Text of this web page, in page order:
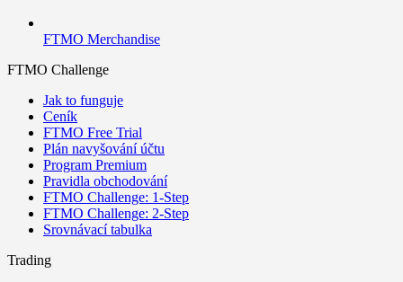
FTMO Merchandise
FTMO Challenge
Jak to funguje
Ceník
FTMO Free Trial
Plán navyšování účtu
Program Premium
Pravidla obchodování
FTMO Challenge: 1-Step
FTMO Challenge: 2-Step
Srovnávací tabulka
Trading